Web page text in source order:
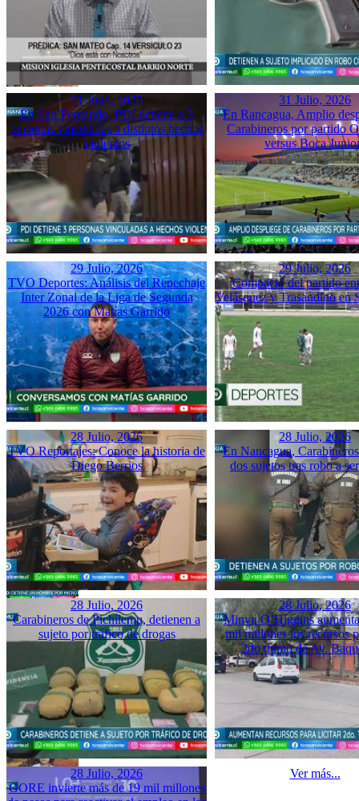
31 Julio, 2026
En San Fernando, PDI detiene a 3
personas vinculadas a distintos hechos
violentos
31 Julio, 2026
En Rancagua, Amplio
Carabineros por partido
versus Boca
29 Julio, 2026
TVO Deportes: Análisis del Repechaje
Inter Zonal de la Liga de Segunda
2026 con Matías Garrido
29 Julio, 2026
Compacto del partido
Velásquez y Trasandino en
28 Julio, 2026
TVO Reportajes: Conoce la historia de
Diego Berrios
28 Julio, 2026
En Nancagua,
dos sujetos tras robo a
28 Julio, 2026
Carabineros de Pichilemu, detienen a
sujeto por tráfico de drogas
28 Julio, 2026
Minvu O’Higgins
mil millones los recursos
2do tramo de Av.
28 Julio, 2026
GORE invierte más de 19 mil millones
Ver más...